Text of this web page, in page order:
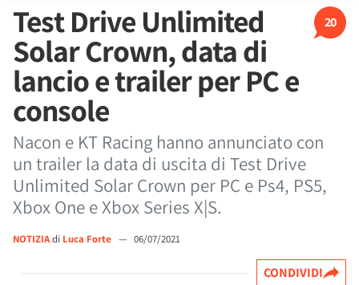
20
Test Drive Unlimited
Solar Crown, data di
lancio e trailer per PC e
console
Nacon e KT Racing hanno annunciato con
un trailer la data di uscita di Test Drive
Unlimited Solar Crown per PC e Ps4, PS5,
Xbox One e Xbox Series X|S.
NOTIZIAdi Luca Forte — 06/07/2021
CONDIVIDI